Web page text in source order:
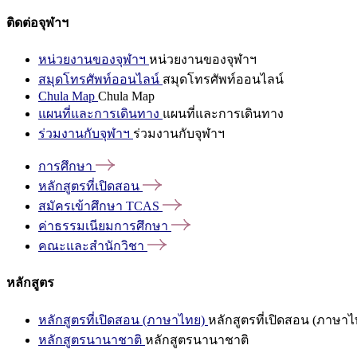
ติดต่อจุฬาฯ
หน่วยงานของจุฬาฯ หน่วยงานของจุฬาฯ
สมุดโทรศัพท์ออนไลน์ สมุดโทรศัพท์ออนไลน์
Chula Map Chula Map
แผนที่และการเดินทาง แผนที่และการเดินทาง
ร่วมงานกับจุฬาฯ ร่วมงานกับจุฬาฯ
การศึกษา
หลักสูตรที่เปิดสอน
สมัครเข้าศึกษา TCAS
ค่าธรรมเนียมการศึกษา
คณะและสำนักวิชา
หลักสูตร
หลักสูตรที่เปิดสอน (ภาษาไทย) หลักสูตรที่เปิดสอน (ภาษาไ
หลักสูตรนานาชาติ หลักสูตรนานาชาติ